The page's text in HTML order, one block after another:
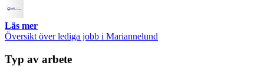
Läs mer
Översikt över lediga jobb i Mariannelund
Typ av arbete